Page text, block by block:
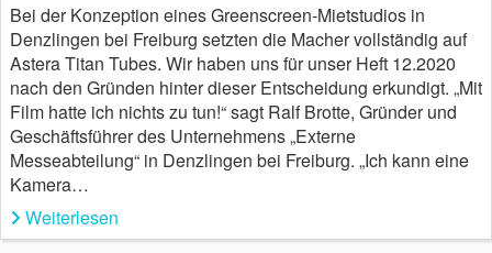
Bei der Konzeption eines Greenscreen-Mietstudios in
Denzlingen bei Freiburg setzten die Macher vollständig auf
Astera Titan Tubes. Wir haben uns für unser Heft 12.2020
nach den Gründen hinter dieser Entscheidung erkundigt. „Mit
Film hatte ich nichts zu tun!“ sagt Ralf Brotte, Gründer und
Geschäftsführer des Unternehmens „Externe
Messeabteilung“ in Denzlingen bei Freiburg. „Ich kann eine
Kamera…
Weiterlesen